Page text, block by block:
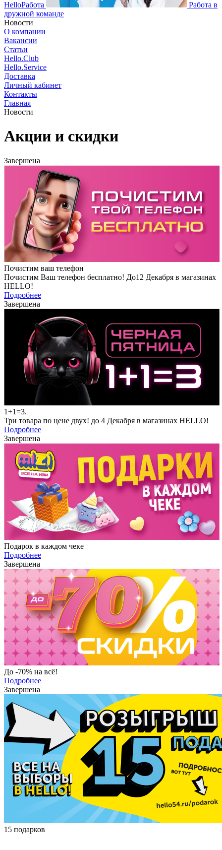
HelloРабота
Работа в
дружной команде
Новости
О компании
Вакансии
Статьи
Hello.Club
Hello.Service
Доставка
Личный кабинет
Контакты
Главная
Новости
Акции и скидки
Завершена
Почистим ваш телефон
Почистим Ваш телефон бесплатно! До12 Декабря в магазинах
HELLO!
Подробнее
Завершена
1+1=3.
Три товара по цене двух! до 4 Декабря в магазинах HELLO!
Подробнее
Завершена
Подарок в каждом чеке
Подробнее
Завершена
До -70% на всё!
Подробнее
Завершена
15 подарков